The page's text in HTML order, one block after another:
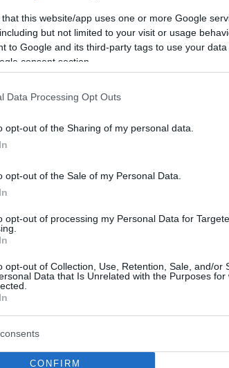
that this website/app uses one or more Google
but not limited to your visit or usage
to Google and its third-party tags to use your
consent section.
Data Processing Opt Outs
opt-out of the Sharing of my personal data.
opt-out of the Sale of my Personal Data.
opt-out of processing my Personal Data for
opt-out of Collection, Use, Retention, Sale, and/or
Data that Is Unrelated with the Purposes for
CONFIRM